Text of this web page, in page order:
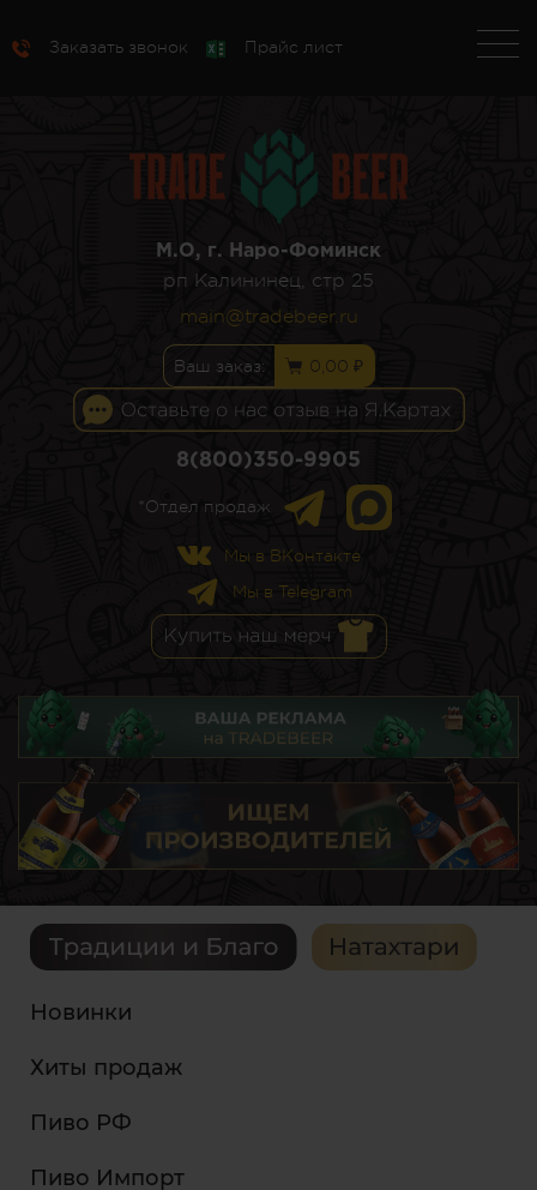
Заказать звонок Прайс лист
М.О, г. Наро-Фоминск
рп Калининец, стр 25
main@tradebeer.ru
Ваш заказ: 0,00 ₽
8(800)350-9905
*Отдел продаж
Мы в ВКонтакте
Мы в Telegram
Новинки
Хиты продаж
Пиво РФ
Пиво Импорт